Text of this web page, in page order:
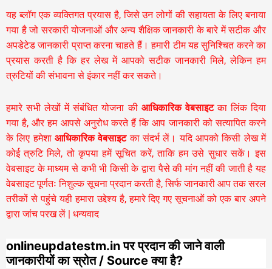
यह ब्लॉग एक व्यक्तिगत प्रयास है, जिसे उन लोगों की सहायता के लिए बनाया
गया है जो सरकारी योजनाओं और अन्य शैक्षिक जानकारी के बारे में सटीक और
अपडेटेड जानकारी प्राप्त करना चाहते हैं। हमारी टीम यह सुनिश्चित करने का
प्रयास करती है कि हर लेख में आपको सटीक जानकारी मिले, लेकिन हम
त्रुटियों की संभावना से इंकार नहीं कर सकते।
हमारे सभी लेखों में संबंधित योजना की आधिकारिक वेबसाइटका लिंक दिया
गया है, और हम आपसे अनुरोध करते हैं कि आप जानकारी को सत्यापित करने
के लिए हमेशा आधिकारिक वेबसाइटका संदर्भ लें। यदि आपको किसी लेख में
कोई त्रुटि मिले, तो कृपया हमें सूचित करें, ताकि हम उसे सुधार सकें। इस
वेबसाइट के माध्यम से कभी भी किसी के द्वारा पैसे की मांग नहीं की जाती है यह
वेबसाइट पूर्णतः निशुल्क सूचना प्रदान करती है,सिर्फ जानकारी आप तक सरल
तरीकों से पहुंचे यही हमारा उद्देश्य है, हमारे दिए गए सूचनाओं को एक बार अपने
द्वारा जांच परख लें | धन्यवाद
onlineupdatestm.in पर प्रदान की जाने वाली
जानकारीयों का स्रोत / Source क्या है?